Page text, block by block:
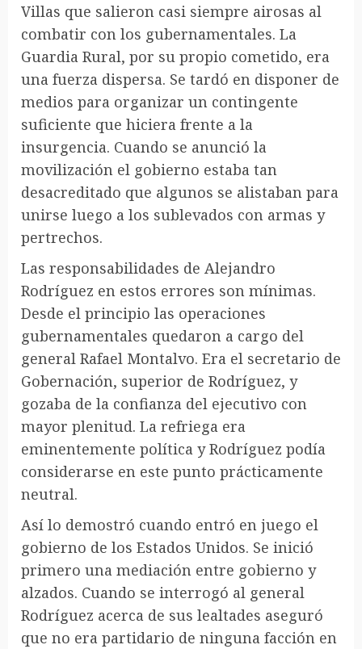
Villas que salieron casi siempre airosas al
combatir con los gubernamentales. La
Guardia Rural, por su propio cometido, era
una fuerza dispersa. Se tardó en disponer de
medios para organizar un contingente
suficiente que hiciera frente a la
insurgencia. Cuando se anunció la
movilización el gobierno estaba tan
desacreditado que algunos se alistaban para
unirse luego a los sublevados con armas y
pertrechos.
Las responsabilidades de Alejandro
Rodríguez en estos errores son mínimas.
Desde el principio las operaciones
gubernamentales quedaron a cargo del
general Rafael Montalvo. Era el secretario de
Gobernación, superior de Rodríguez, y
gozaba de la confianza del ejecutivo con
mayor plenitud. La refriega era
eminentemente política y Rodríguez podía
considerarse en este punto prácticamente
neutral.
Así lo demostró cuando entró en juego el
gobierno de los Estados Unidos. Se inició
primero una mediación entre gobierno y
alzados. Cuando se interrogó al general
Rodríguez acerca de sus lealtades aseguró
que no era partidario de ninguna facción en